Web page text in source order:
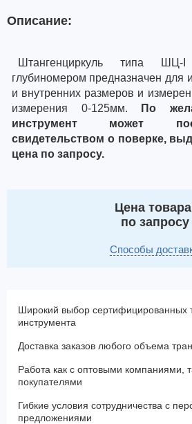
Описание:
Штангенциркуль типа ШЦ-
глубиномером предназначен для
и внутренних размеров и
измерения 0-125мм.
По
инструмент может
свидетельством о поверке,
цена по запросу.
Цена
по запросу
Способы
Широкий выбор сертифицированных
инструмента
Доставка заказов любого объема
Работа как с оптовыми компаниями,
покупателями
Гибкие условия сотрудничества с
предложениями